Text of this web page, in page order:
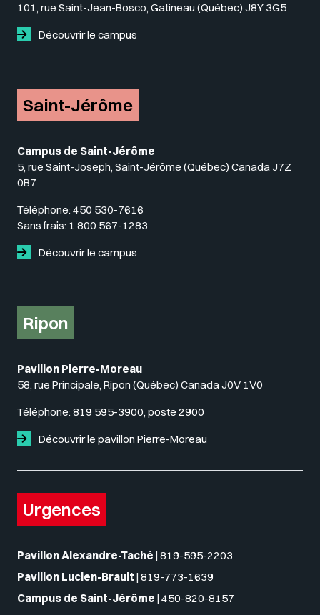
101, rue Saint-Jean-Bosco, Gatineau (Québec) J8Y 3G5
Découvrir le campus
Saint-Jérôme
Campus de Saint-Jérôme
5, rue Saint-Joseph, Saint-Jérôme (Québec) Canada J7Z
0B7
Téléphone: 450 530-7616
Sans frais: 1 800 567-1283
Découvrir le campus
Ripon
Pavillon Pierre-Moreau
58, rue Principale, Ripon (Québec) Canada J0V 1V0
Téléphone: 819 595-3900, poste 2900
Découvrir le pavillon Pierre-Moreau
Urgences
Pavillon Alexandre-Taché | 819-595-2203
Pavillon Lucien-Brault | 819-773-1639
Campus de Saint-Jérôme | 450-820-8157